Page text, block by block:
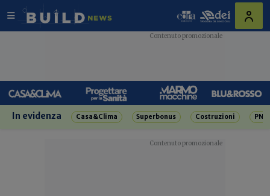
In evidenza Casa&Clima Superbonus Costruzioni